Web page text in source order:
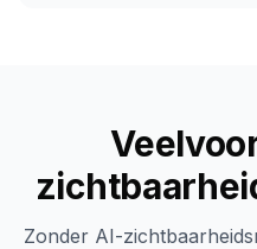
Zonder AI-